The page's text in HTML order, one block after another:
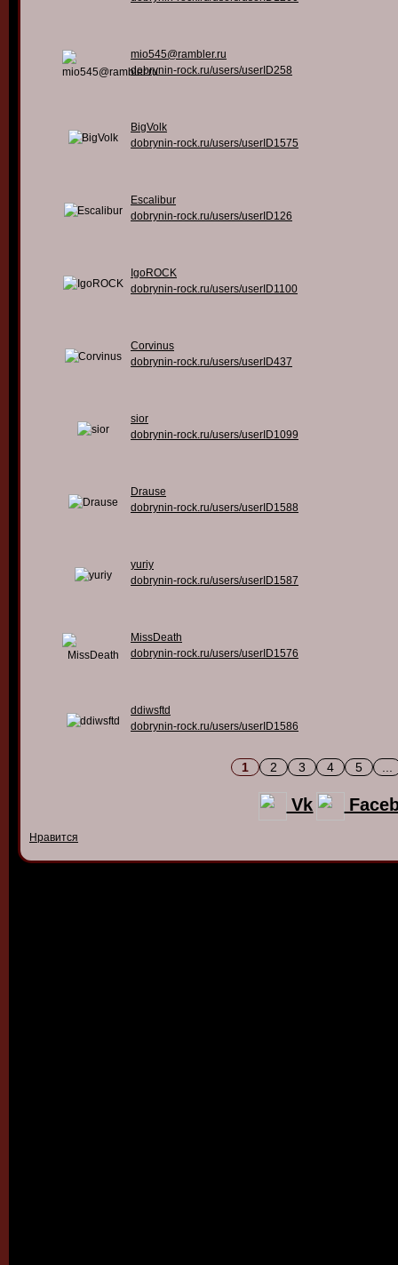
mio545@rambler.ru
dobrynin-rock.ru/users/userID258
BigVolk
dobrynin-rock.ru/users/userID1575
Escalibur
dobrynin-rock.ru/users/userID126
IgoROCK
dobrynin-rock.ru/users/userID1100
Corvinus
dobrynin-rock.ru/users/userID437
sior
dobrynin-rock.ru/users/userID1099
Drause
dobrynin-rock.ru/users/userID1588
yuriy
dobrynin-rock.ru/users/userID1587
MissDeath
dobrynin-rock.ru/users/userID1576
ddiwsftd
dobrynin-rock.ru/users/userID1586
1 2 3 4 5
Vk
Нравится